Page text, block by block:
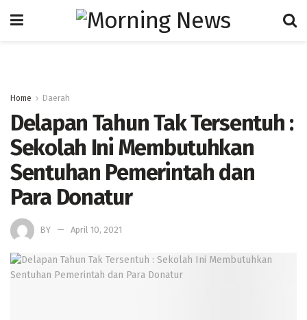
Home Daerah
Delapan Tahun Tak Tersentuh :
Sekolah Ini Membutuhkan
Sentuhan Pemerintah dan
Para Donatur
BY April 10, 2021